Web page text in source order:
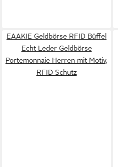
EAAKIE Geldbörse RFID Büffel
Echt Leder Geldbörse
Portemonnaie Herren mit Motiv,
RFID Schutz